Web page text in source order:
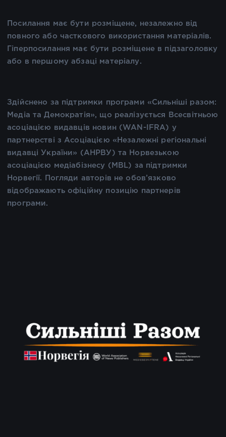
Посилання має бути розміщене, незалежно від
повного або часткового використання матеріалів.
Гіперпосилання має бути розміщене в підзаголовку
або в першому абзаці матеріалу.
Здійснено за підтримки програми «Сильніші разом:
Медіа та Демократія», що реалізується Всесвітньою
асоціацією видавців новин (WAN-IFRA) у
партнерстві з Асоціацією «Незалежні регіональні
видавці України» (АНРВУ) та Норвезькою
асоціацією медіабізнесу (MBL) за підтримки
Норвегії. Погляди авторів не обов’язково
відображають офіційну позицію партнерів
програми.